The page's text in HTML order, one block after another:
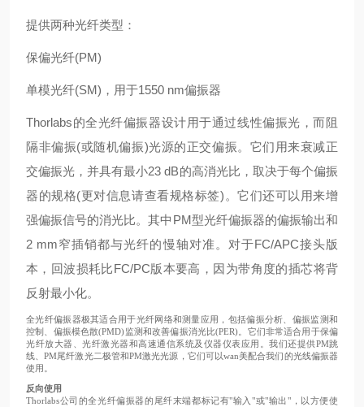
提供两种光纤类型：
保偏光纤(PM)
单模光纤(SM)，用于1550 nm偏振器
Thorlabs的全光纤偏振器设计用于通过线性偏振光，而阻
隔非偏振(或随机偏振)光源的正交偏振。它们用来衰减正
交偏振光，并具有最小23 dB的高消光比，取决于每个偏振
器的规格(更对信息请查看规格标签)。它们还可以用来增
强偏振信号的消光比。其中PM型光纤偏振器的偏振输出和
2 mm窄插销都与光纤的慢轴对准。对于FC/APC接头版
本，回波损耗比FC/PC版本要高，因为带角度的插芯将背
反射最小化。
全光纤偏振器极其适合用于光纤网络和测量应用，包括偏振分析、偏振监测和
控制、偏振模色散(PMD)监测和改善偏振消光比(PER)。它们非常适合用于保偏
光纤放大器、光纤激光器和高速通信系统及仪器仪表应用。我们还提供PM跳
线、PM尾纤激光二极管和PM激光光源，它们可以wan美配合我们的光线偏振器
使用。
反向使用
Thorlabs公司的全光纤偏振器的尾纤末端都标记有"输入"或"输出"，以方便使